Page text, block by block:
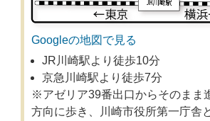
Googleの地図で見る
JR川崎駅より徒歩10分
京急川崎駅より徒歩7分
※アゼリア39番出口からそのまま
方向に歩き、川崎市役所第一庁舎